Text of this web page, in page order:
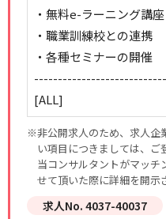
・無料e-ラーニング講座
・職業訓練校との連携
・各種セミナーの開催
[ALL]
※非公開求人のため、求人企
い項目につきましては、ご
当コンサルタントがマッチ
せて頂いた際に詳細を開示
求人No. 4037-40037